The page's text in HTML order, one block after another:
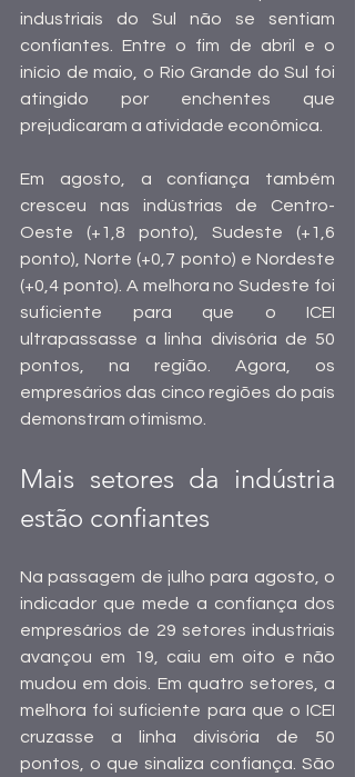
industriais do Sul não se sentiam
confiantes. Entre o fim de abril e o
início de maio, o Rio Grande do Sul foi
atingido por enchentes que
prejudicaram a atividade econômica.
Em agosto, a confiança também
cresceu nas indústrias de Centro-
Oeste (+1,8 ponto), Sudeste (+1,6
ponto), Norte (+0,7 ponto) e Nordeste
(+0,4 ponto). A melhora no Sudeste foi
suficiente para que o ICEI
ultrapassasse a linha divisória de 50
pontos, na região. Agora, os
empresários das cinco regiões do país
demonstram otimismo.
Mais setores da indústria
estão confiantes
Na passagem de julho para agosto, o
indicador que mede a confiança dos
empresários de 29 setores industriais
avançou em 19, caiu em oito e não
mudou em dois. Em quatro setores, a
melhora foi suficiente para que o ICEI
cruzasse a linha divisória de 50
pontos, o que sinaliza confiança. São